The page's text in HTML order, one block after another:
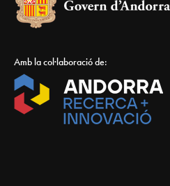
Amb la col·laboració de: